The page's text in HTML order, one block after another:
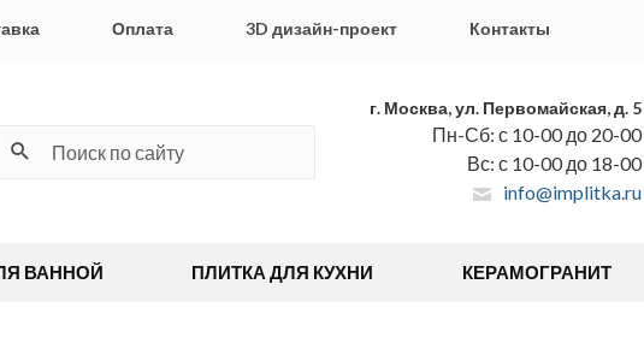
Оплата 3D дизайн-проект Контакты
г. Москва, ул. Первомайская, д. 5
Пн-Сб: с 10-00 до 20-00
Вс: с 10-00 до 18-00
info@implitka.ru
ВАННОЙ ПЛИТКА ДЛЯ КУХНИ КЕРАМОГРАНИТ